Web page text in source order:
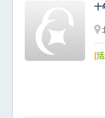
十
[